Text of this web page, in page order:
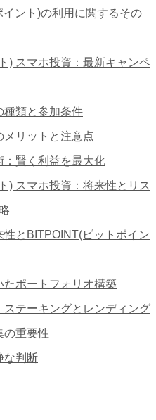
イント)の利用に関するその
) スマホ投資：最新キャンペ
種類と参加条件
メリットと注意点
：賢く利益を最大化
) スマホ投資：将来性とリス
とBITPOINT(ビットポイン
たポートフォリオ構築
ステーキングとレンディング
の重要性
な判断